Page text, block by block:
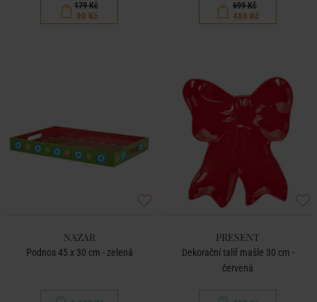
179 Kč
90 Kč
699 Kč
489 Kč
NAZAR
Podnos 45 x 30 cm - zelená
PRESENT
Dekorační talíř mašle 30 cm -
červená